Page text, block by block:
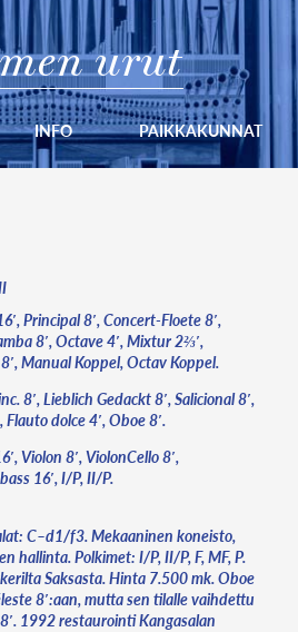
urut
INFO PAIKKAKUNNAT
Principal 8′, Concert-Floete 8′,
8′, Octave 4′, Mixtur 2⅔′,
Manual Koppel, Octav Koppel.
8′, Lieblich Gedackt 8′, Salicional 8′,
Flauto dolce 4′, Oboe 8′.
Violon 8′, ViolonCello 8′,
16′, I/P, II/P.
C–d1/f3. Mekaaninen koneisto,
hallinta. Polkimet: I/P, II/P, F, MF, P.
Saksasta. Hinta 7.500 mk. Oboe
8′:aan, mutta sen tilalle vaihdettu
1992 restaurointi Kangasalan